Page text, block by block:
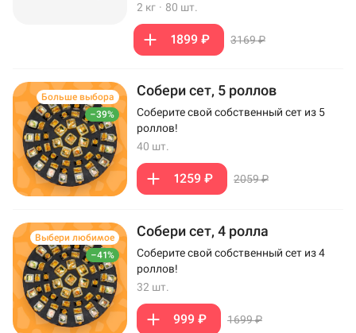
2 кг · 80 шт.
1899 ₽ 3169 ₽
–39%
Больше выбора Собери сет, 5 роллов
Соберите свой собственный сет из 5
роллов!
40 шт.
1259 ₽ 2059 ₽
–41%
Выбери любимое Собери сет, 4 ролла
Соберите свой собственный сет из 4
роллов!
32 шт.
999 ₽ 1699 ₽